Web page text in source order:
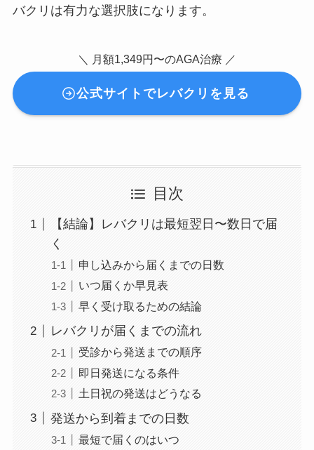
バクリは有力な選択肢になります。
＼ 月額1,349円〜のAGA治療 ／
公式サイトでレバクリを見る
目次
【結論】レバクリは最短翌日〜数日で届
く
申し込みから届くまでの日数
いつ届くか早見表
早く受け取るための結論
レバクリが届くまでの流れ
受診から発送までの順序
即日発送になる条件
土日祝の発送はどうなる
発送から到着までの日数
最短で届くのはいつ